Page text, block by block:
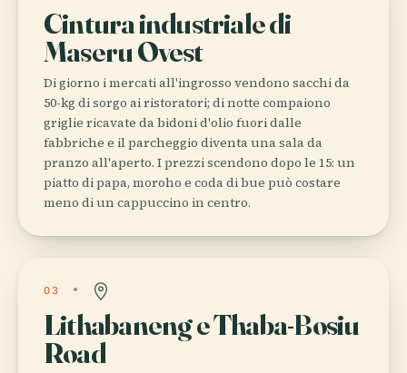
Cintura industriale di
Maseru Ovest
Di giorno i mercati all'ingrosso vendono sacchi da
50-kg di sorgo ai ristoratori; di notte compaiono
griglie ricavate da bidoni d'olio fuori dalle
fabbriche e il parcheggio diventa una sala da
pranzo all'aperto. I prezzi scendono dopo le 15: un
piatto di papa, moroho e coda di bue può costare
meno di un cappuccino in centro.
03
Lithabaneng e Thaba-Bosiu
Road